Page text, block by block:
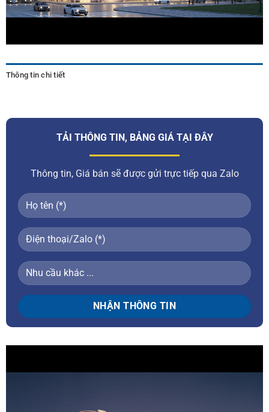
Thông tin chi tiết
TẢI THÔNG TIN, BẢNG GIÁ TẠI ĐÂY
Thông tin, Giá bán sẽ được gửi trực tiếp qua Zalo